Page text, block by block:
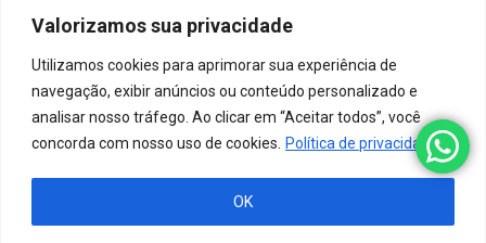
Valorizamos sua privacidade
Utilizamos cookies para aprimorar sua experiência de
navegação, exibir anúncios ou conteúdo personalizado e
analisar nosso tráfego. Ao clicar em “Aceitar todos”, você
concorda com nosso uso de cookies. Política de privacidade
OK
Política de privacidade